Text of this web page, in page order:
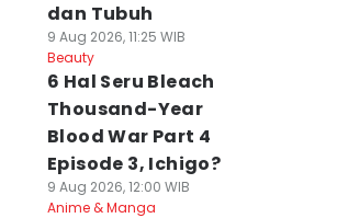
dan Tubuh
9 Aug 2026, 11:25 WIB
Beauty
6 Hal Seru Bleach
Thousand-Year
Blood War Part 4
Episode 3, Ichigo?
9 Aug 2026, 12:00 WIB
Anime & Manga